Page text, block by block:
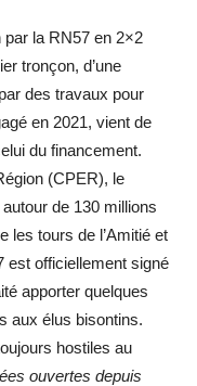
la RN57 en 2×2
tronçon, d’une
des travaux pour
en 2021, vient de
du financement.
(CPER), le
de 130 millions
les tours de l’Amitié et
est officiellement signé
apporter quelques
aux élus bisontins.
hostiles au
ouvertes depuis